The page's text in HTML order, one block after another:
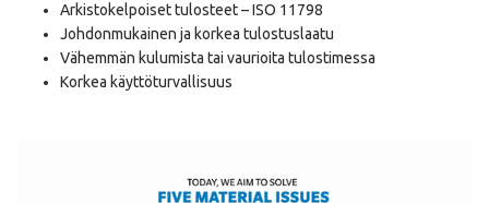
Arkistokelpoiset tulosteet – ISO 11798
Johdonmukainen ja korkea tulostuslaatu
Vähemmän kulumista tai vaurioita tulostimessa
Korkea käyttöturvallisuus